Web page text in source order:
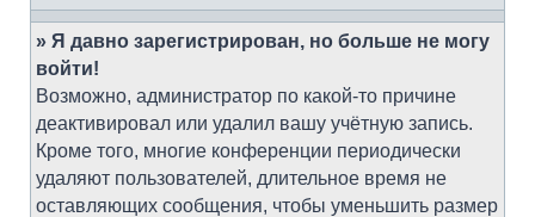
» Я давно зарегистрирован, но больше не могу
войти!
Возможно, администратор по какой-то причине
деактивировал или удалил вашу учётную запись.
Кроме того, многие конференции периодически
удаляют пользователей, длительное время не
оставляющих сообщения, чтобы уменьшить размер